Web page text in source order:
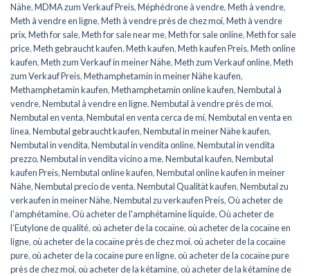
Nähe,MDMA zum Verkauf Preis,Méphédrone à vendre,Meth à vendre,
Meth à vendre en ligne,Meth à vendre près de chez moi,Meth à vendre
prix,Meth for sale,Meth for sale near me,Meth for sale online,Meth for sale
price,Meth gebraucht kaufen,Meth kaufen,Meth kaufen Preis,Meth online
kaufen,Meth zum Verkauf in meiner Nähe,Meth zum Verkauf online,Meth
zum Verkauf Preis,Methamphetamin in meiner Nähe kaufen,
Methamphetamin kaufen,Methamphetamin online kaufen,Nembutal à
vendre,Nembutal à vendre en ligne,Nembutal à vendre près de moi,
Nembutal en venta,Nembutal en venta cerca de mí,Nembutal en venta en
línea,Nembutal gebraucht kaufen,Nembutal in meiner Nähe kaufen,
Nembutal in vendita,Nembutal in vendita online,Nembutal in vendita
prezzo,Nembutal in vendita vicino a me,Nembutal kaufen,Nembutal
kaufen Preis,Nembutal online kaufen,Nembutal online kaufen in meiner
Nähe,Nembutal precio de venta,Nembutal Qualität kaufen,Nembutal zu
verkaufen in meiner Nähe,Nembutal zu verkaufen Preis,Où acheter de
l'amphétamine,Où acheter de l'amphétamine liquide,Où acheter de
l’Eutylone de qualité,où acheter de la cocaïne,où acheter de la cocaïne en
ligne,où acheter de la cocaïne près de chez moi,où acheter de la cocaïne
pure,où acheter de la cocaïne pure en ligne,où acheter de la cocaïne pure
près de chez moi,où acheter de la kétamine,où acheter de la kétamine de